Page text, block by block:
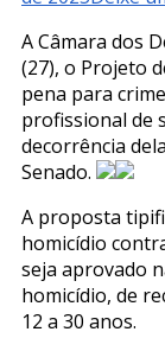
A Câmara dos
(27), o Projeto
pena para
profissional de
decorrência
Senado.
A proposta
homicídio
seja aprovado
homicídio, de
12 a 30 anos.